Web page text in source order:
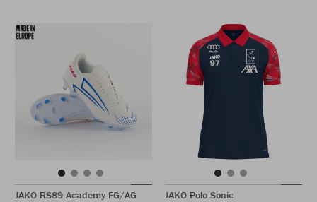
JAKO RS89 Academy FG/AG
JAKO Polo Sonic